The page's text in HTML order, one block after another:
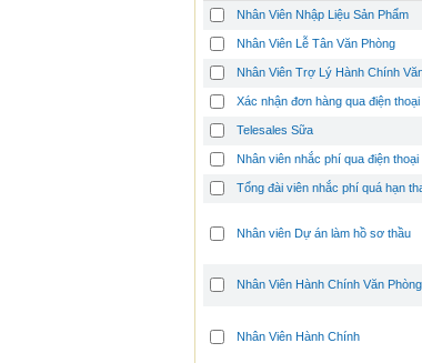
Nhân Viên Nhập Liệu Sản Phẩm
Nhân Viên Lễ Tân Văn Phòng
Nhân Viên Trợ Lý Hành Chính
Xác nhận đơn hàng qua điện thoại
Telesales Sữa
Nhân viên nhắc phí qua điện thoại
Tổng đài viên nhắc phí quá hạn
Nhân viên Dự án làm hồ sơ thầu
Nhân Viên Hành Chính Văn Phòng
Nhân Viên Hành Chính